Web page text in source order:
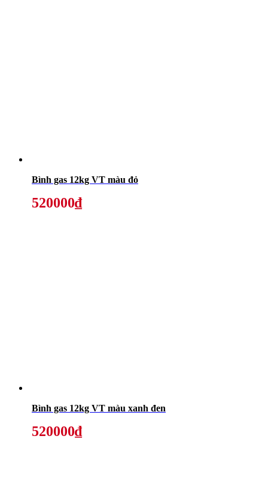
Bình gas 12kg VT màu đỏ
520000₫
Bình gas 12kg VT màu xanh đen
520000₫